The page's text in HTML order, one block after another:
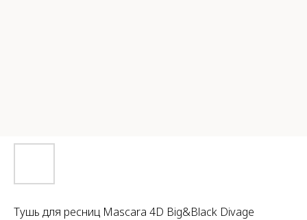
Тушь для ресниц Mascara 4D Big&Black Divage